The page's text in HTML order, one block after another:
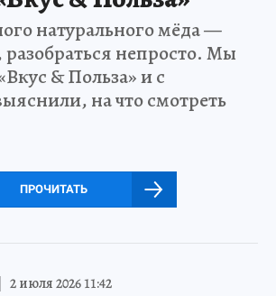
натурального мёда —
непросто. Мы
& Польза» и с
на что смотреть
ПРОЧИТАТЬ
2 июля 2026 11:42